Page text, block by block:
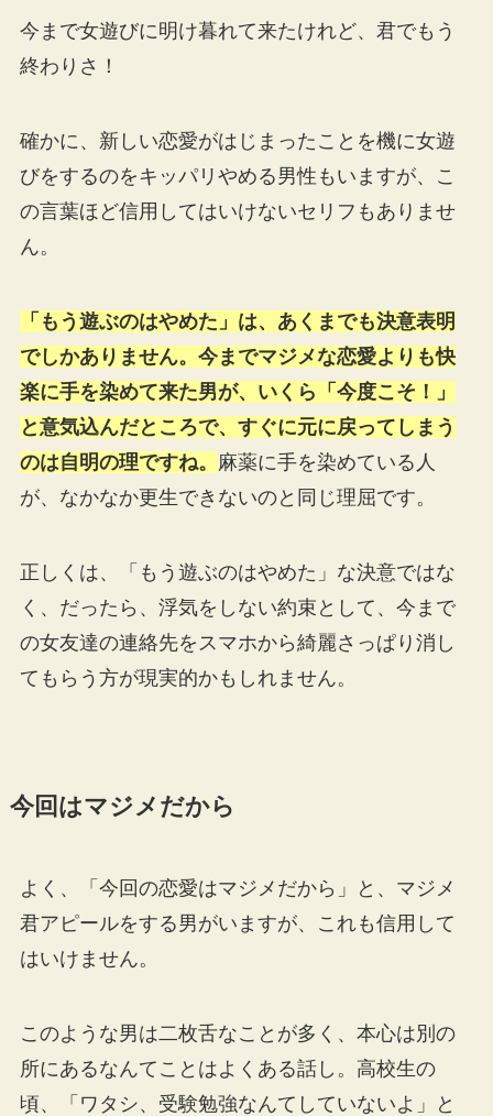
今まで女遊びに明け暮れて来たけれど、君でもう
終わりさ！
確かに、新しい恋愛がはじまったことを機に女遊
びをするのをキッパリやめる男性もいますが、こ
の言葉ほど信用してはいけないセリフもありませ
ん。
「もう遊ぶのはやめた」は、あくまでも決意表明
でしかありません。今までマジメな恋愛よりも快
楽に手を染めて来た男が、いくら「今度こそ！」
と意気込んだところで、すぐに元に戻ってしまう
のは自明の理ですね。
麻薬に手を染めている人
が、なかなか更生できないのと同じ理屈です。
正しくは、「もう遊ぶのはやめた」な決意ではな
く、だったら、浮気をしない約束として、今まで
の女友達の連絡先をスマホから綺麗さっぱり消し
てもらう方が現実的かもしれません。
今回はマジメだから
よく、「今回の恋愛はマジメだから」と、マジメ
君アピールをする男がいますが、これも信用して
はいけません。
このような男は二枚舌なことが多く、本心は別の
所にあるなんてことはよくある話し。高校生の
頃、「ワタシ、受験勉強なんてしていないよ」と